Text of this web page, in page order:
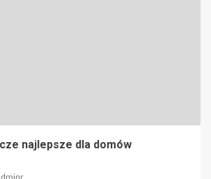
najlepsze dla domów